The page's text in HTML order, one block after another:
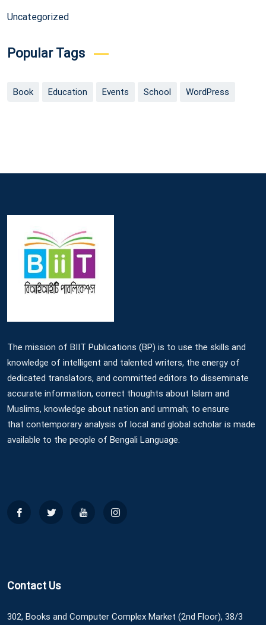
Uncategorized
Popular Tags
Book Education Events School WordPress
The mission of BIIT Publications (BP) is to use the skills and
knowledge of intelligent and talented writers, the energy of
dedicated translators, and committed editors to disseminate
accurate information, correct thoughts about Islam and
Muslims, knowledge about nation and ummah; to ensure
that contemporary analysis of local and global scholar is made
available to the people of Bengali Language.
Contact Us
302, Books and Computer Complex Market (2nd Floor), 38/3